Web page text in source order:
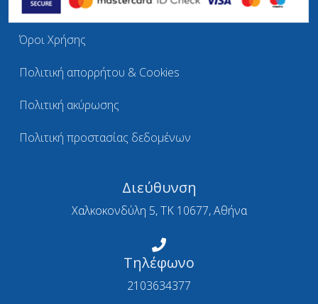
Όροι Χρήσης
Πολιτική απορρήτου & Cookies
Πολιτική ακύρωσης
Πολιτική προστασίας δεδομένων
Διεύθυνση
Χαλκοκονδύλη 5, ΤΚ 10677, Αθήνα
Τηλέφωνο
2103634377